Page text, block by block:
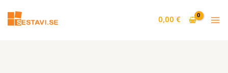
content
0,00€